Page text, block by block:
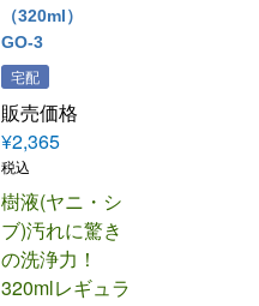
（320ml）
GO-3
宅配
販売価格
¥2,365
税込
樹液(ヤニ・シ
ブ)汚れに驚き
の洗浄力！
320mlレギュラ